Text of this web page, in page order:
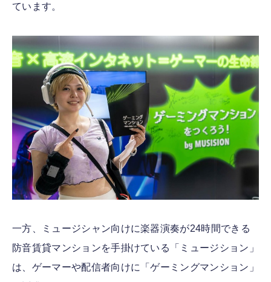
ています。
一方、ミュージシャン向けに楽器演奏が24時間できる
防音賃貸マンションを手掛けている「ミュージション」
は、ゲーマーや配信者向けに「ゲーミングマンション」